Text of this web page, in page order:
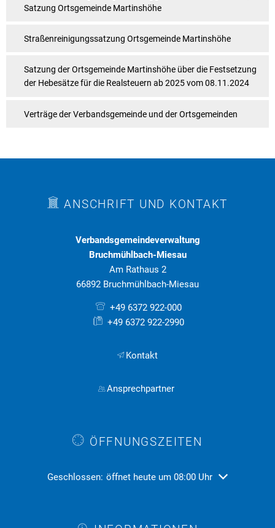
Satzung Ortsgemeinde Martinshöhe
Straßenreinigungssatzung Ortsgemeinde Martinshöhe
Satzung der Ortsgemeinde Martinshöhe über die Festsetzung
der Hebesätze für die Realsteuern ab 2025 vom 08.11.2024
Verträge der Verbandsgemeinde und der Ortsgemeinden
ANSCHRIFT UND KONTAKT
Verbandsgemeindeverwaltung
Bruchmühlbach-Miesau
Am Rathaus 2
66892 Bruchmühlbach-Miesau
+49 6372 922-000
+49 6372 922-2990
Kontakt
Ansprechpartner
ÖFFNUNGSZEITEN
Klicken, um weitere Öffnungs- oder Schließzeiten
Geschlossen: öffnet heute um 08:00 Uhr